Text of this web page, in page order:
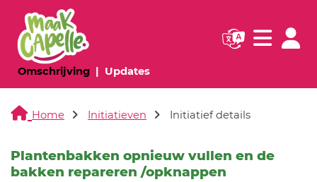
Omschrijving(huidige pagina)
Updates(huidige pagina)
Navigatie
Home Initiatieven Initiatief details
Plantenbakken opnieuw vullen en de
bakken repareren /opknappen